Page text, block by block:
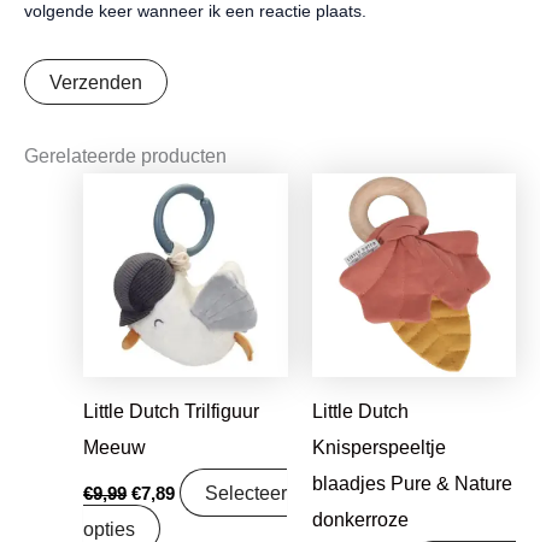
volgende keer wanneer ik een reactie plaats.
Gerelateerde producten
Little Dutch Trilfiguur
Meeuw
€9,99
Oorspronkelijke
prijs
was:
€9,99.
€7,89
Huidige
prijs
€7,89.
Selecteer
opties
Little Dutch
Knisperspeeltje
blaadjes Pure & Nature
donkerroze
Oorspronkelijke
prijs
was:
€7,95.
Huidige
prijs
is:
€6,28.